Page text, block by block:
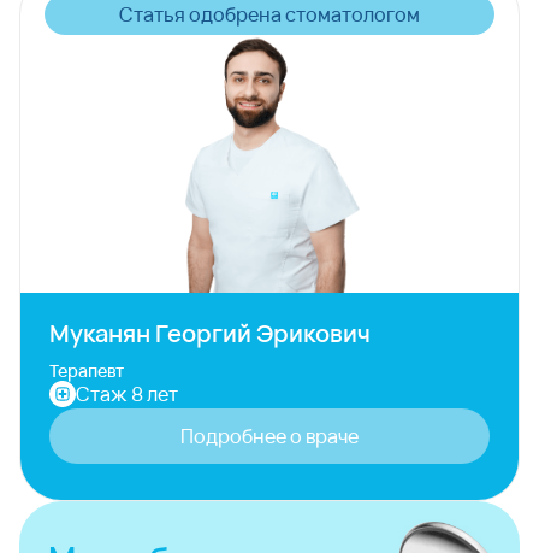
Статья одобрена стоматологом
Муканян Георгий Эрикович
Терапевт
Стаж 8 лет
Подробнее о враче